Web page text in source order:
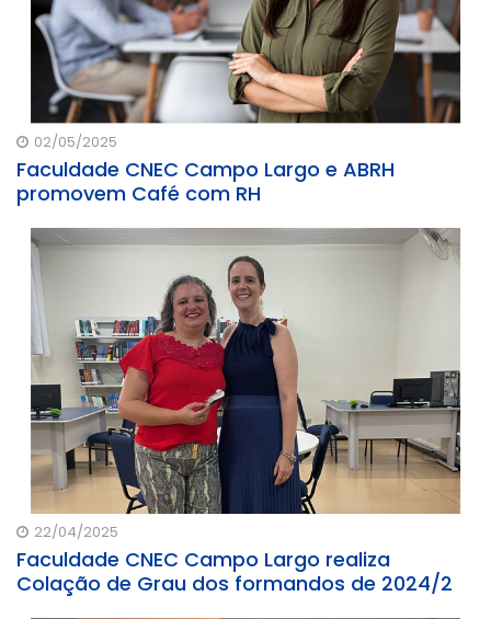
02/05/2025
Faculdade CNEC Campo Largo e ABRH
promovem Café com RH
22/04/2025
Faculdade CNEC Campo Largo realiza
Colação de Grau dos formandos de 2024/2